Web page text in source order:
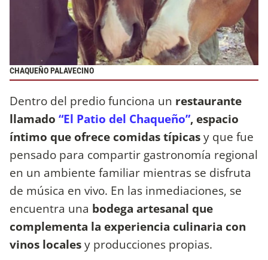
CHAQUEÑO PALAVECINO
Dentro del predio funciona un restaurante
llamado “El Patio del Chaqueño”, espacio
íntimo que ofrece comidas típicasy que fue
pensado para compartir gastronomía regional
en un ambiente familiar mientras se disfruta
de música en vivo. En las inmediaciones, se
encuentra una bodega artesanal que
complementa la experiencia culinaria con
vinos localesy producciones propias.